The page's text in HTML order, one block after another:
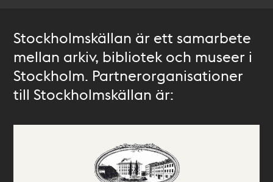
Stockholmskällan är ett samarbete
mellan arkiv, bibliotek och museer i
Stockholm. Partnerorganisationer
till Stockholmskällan är: